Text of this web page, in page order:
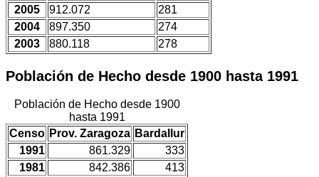
2005
912.072
281
2004
897.350
274
2003
880.118 278
Población de Hecho desde 1900 hasta 1991
Población de Hecho desde 1900
hasta 1991
Censo Prov. Zaragoza Bardallur
1991
861.329
333
1981
842.386
413